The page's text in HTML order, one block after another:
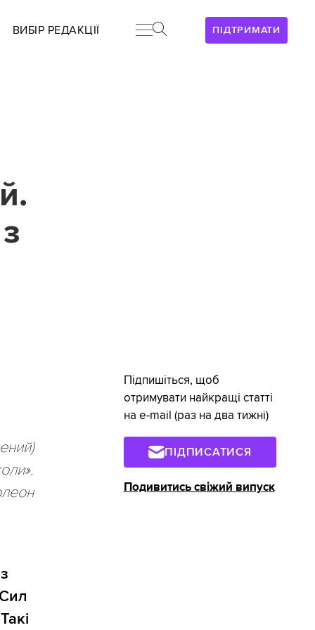
ПІДТРИМАТИ
ВИБІР РЕДАКЦІЇ
Підпишіться, щоб
отримувати найкращі статті
на e-mail (раз на два тижні)
ПІДПИСАТИСЯ
Подивитись свіжий випуск